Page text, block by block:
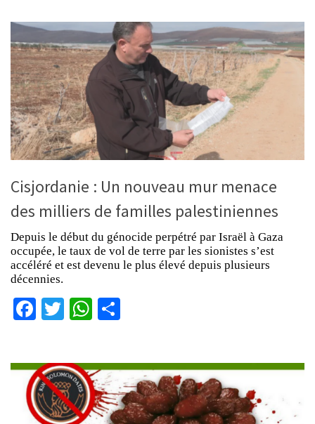
Cisjordanie : Un nouveau mur menace
des milliers de familles palestiniennes
Depuis le début du génocide perpétré par Israël à Gaza
occupée, le taux de vol de terre par les sionistes s’est
accéléré et est devenu le plus élevé depuis plusieurs
décennies.
Facebook
TwitterWhatsApp